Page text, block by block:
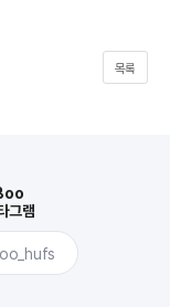
목록
그램